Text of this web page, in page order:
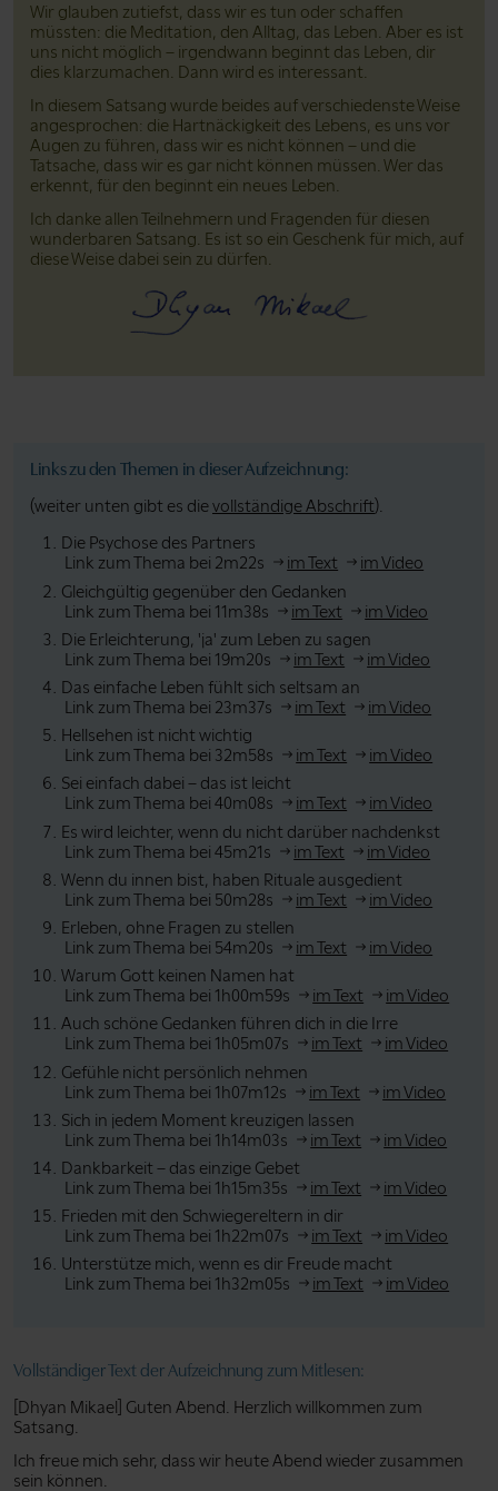
Wir glauben zutiefst, dass wir es tun oder schaffen
müssten: die Meditation, den Alltag, das Leben. Aber es ist
uns nicht möglich – irgendwann beginnt das Leben, dir
dies klarzumachen. Dann wird es interessant.
In diesem Satsang wurde beides auf verschiedenste Weise
angesprochen: die Hartnäckigkeit des Lebens, es uns vor
Augen zu führen, dass wir es nicht können – und die
Tatsache, dass wir es gar nicht können müssen. Wer das
erkennt, für den beginnt ein neues Leben.
Ich danke allen Teilnehmern und Fragenden für diesen
wunderbaren Satsang. Es ist so ein Geschenk für mich, auf
diese Weise dabei sein zu dürfen.
Links zu den Themen in dieser Aufzeichnung:
(weiter unten gibt es dievollständige Abschrift).
Die Psychose des Partners
Link zum Thema bei 2m22s
im Text
im Video
Gleichgültig gegenüber den Gedanken
Link zum Thema bei 11m38s
im Text
im Video
Die Erleichterung, 'ja' zum Leben zu sagen
Link zum Thema bei 19m20s
im Text
im Video
Das einfache Leben fühlt sich seltsam an
Link zum Thema bei 23m37s
im Text
im Video
Hellsehen ist nicht wichtig
Link zum Thema bei 32m58s
im Text
im Video
Sei einfach dabei – das ist leicht
Link zum Thema bei 40m08s
im Text
im Video
Es wird leichter, wenn du nicht darüber nachdenkst
Link zum Thema bei 45m21s
im Text
im Video
Wenn du innen bist, haben Rituale ausgedient
Link zum Thema bei 50m28s
im Text
im Video
Erleben, ohne Fragen zu stellen
Link zum Thema bei 54m20s
im Text
im Video
Warum Gott keinen Namen hat
Link zum Thema bei 1h00m59s
im Text
im Video
Auch schöne Gedanken führen dich in die Irre
Link zum Thema bei 1h05m07s
im Text
im Video
Gefühle nicht persönlich nehmen
Link zum Thema bei 1h07m12s
im Text
im Video
Sich in jedem Moment kreuzigen lassen
Link zum Thema bei 1h14m03s
im Text
im Video
Dankbarkeit – das einzige Gebet
Link zum Thema bei 1h15m35s
im Text
im Video
Frieden mit den Schwiegereltern in dir
Link zum Thema bei 1h22m07s
im Text
im Video
Unterstütze mich, wenn es dir Freude macht
Link zum Thema bei 1h32m05s
im Text im Video
Vollständiger Text der Aufzeichnung zum Mitlesen:
[Dhyan Mikael] Guten Abend. Herzlich willkommen zum
Satsang.
Ich freue mich sehr, dass wir heute Abend wieder zusammen
sein können.